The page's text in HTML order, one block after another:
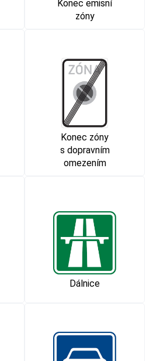
Konec emisní
zóny
Konec zóny
s dopravním
omezením
Dálnice